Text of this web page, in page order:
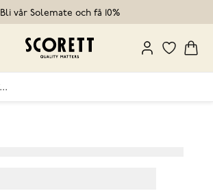
Bli vår Solemate och få 10%